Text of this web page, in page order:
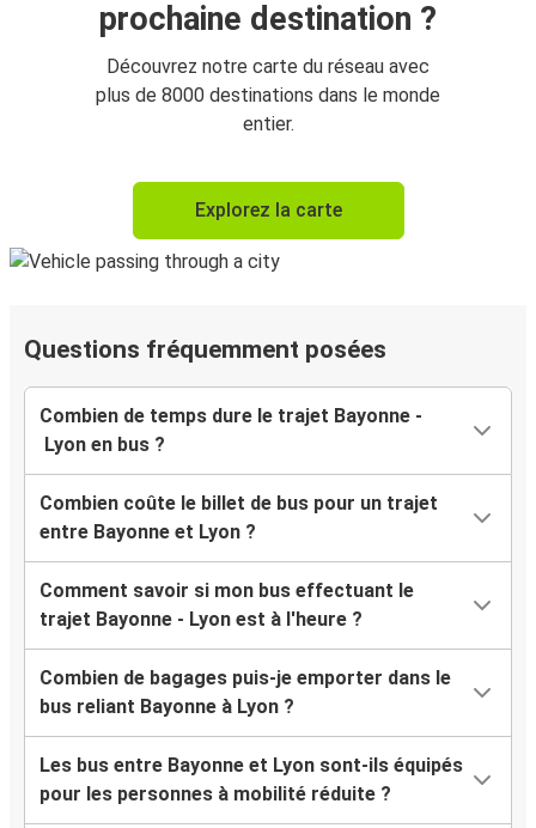
prochaine destination ?
Découvrez notre carte du réseau avec
plus de 8000 destinations dans le monde
entier.
Explorez la carte
Questions fréquemment posées
Combien de temps dure le trajet Bayonne -
Lyon en bus ?
Combien coûte le billet de bus pour un trajet
entre Bayonne et Lyon ?
Comment savoir si mon bus effectuant le
trajet Bayonne - Lyon est à l'heure ?
Combien de bagages puis-je emporter dans le
bus reliant Bayonne à Lyon ?
Les bus entre Bayonne et Lyon sont-ils équipés
pour les personnes à mobilité réduite ?